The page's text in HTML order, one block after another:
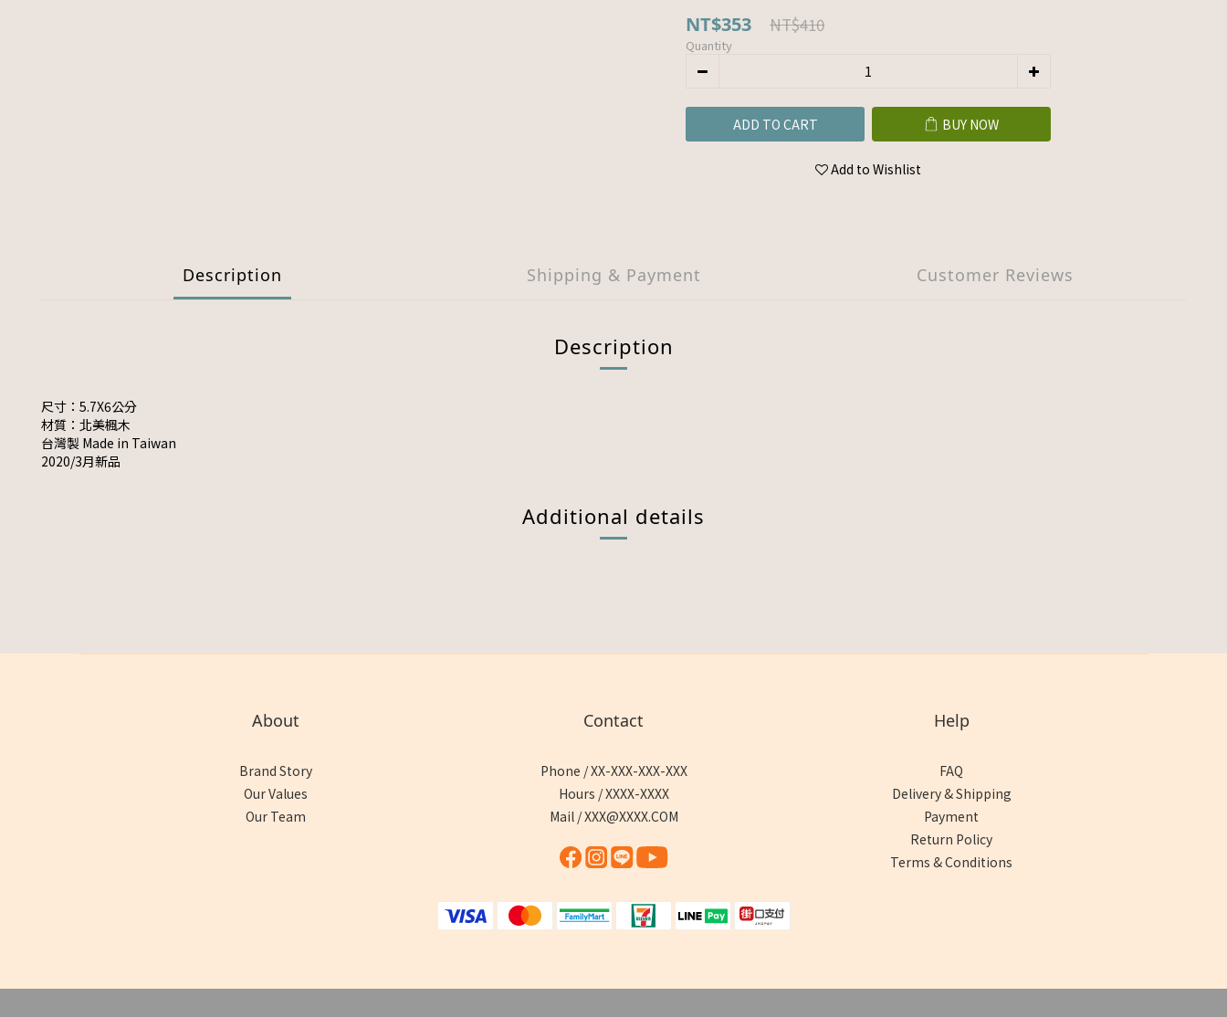
NT$353 NT$410
Quantity
ADD TO CART BUY NOW
Add to Wishlist
Description Shipping & Payment Customer Reviews
Description
尺寸：5.7X6公分
材質：北美楓木
台灣製 Made in Taiwan
2020/3月新品
Additional details
About
Brand Story
Our Values
Our Team
Contact
Phone / XX-XXX-XXX-XXX
Hours / XXXX-XXXX
Mail / XXX@XXXX.COM
Help
FAQ
Delivery & Shipping
Payment
Return Policy
Terms & Conditions